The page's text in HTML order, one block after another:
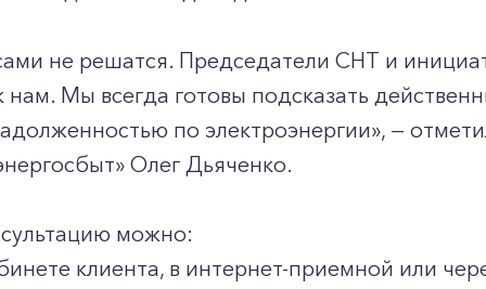
Заказать обратный звонок
не решатся. Председатели СНТ и
нам. Мы всегда готовы подсказать
по электроэнергии», —
Олег Дьяченко.
можно:
клиента, в интернет-приемной или